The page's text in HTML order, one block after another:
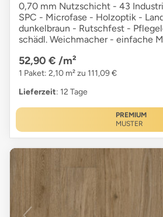
0,70 mm Nutzschicht - 43
SPC - Microfase - Holzoptik -
dunkelbraun - Rutschfest -
schädl. Weichmacher - einfache
52,90 € /m²
1 Paket: 2,10 m² zu 111,09 €
Lieferzeit: 12 Tage
PREMIUM
MUSTER